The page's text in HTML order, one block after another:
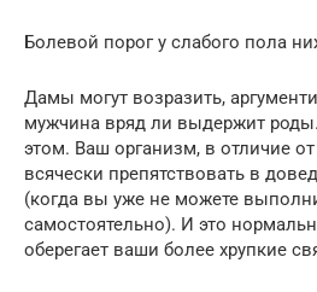
Болевой порог у слабого пола
Дамы могут возразить,
мужчина вряд ли выдержит
этом. Ваш организм, в отличие
всячески препятствовать в
(когда вы уже не можете
самостоятельно). И это
оберегает ваши более хрупкие